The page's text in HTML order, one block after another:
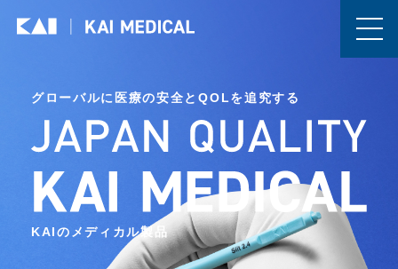
グローバルに医療の安全とQOLを追究する
KAIのメディカル製品